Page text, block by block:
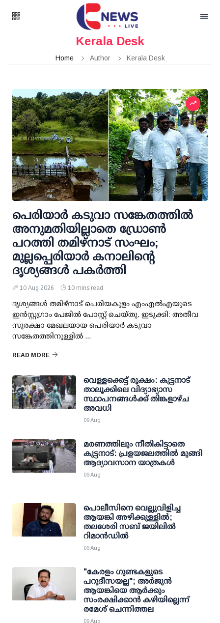
Kerala Desk
Home Author Kerala Desk
പെരിയാര്‍ കടുവാ സങ്കേതത്തില്‍
അനുമതിയില്ലാതെ ഡ്രോണ്‍
പറത്തി തമിഴ്നാട് സംഘം;
മുല്ലപ്പെരിയാര്‍ കനാലിന്റെ
ദൃശ്യങ്ങള്‍ പകര്‍ത്തി
10 Aug 2026 10 mins read
ദൃശ്യങ്ങള്‍ തമിഴ്നാട് പെരിയകുളം എംഎല്‍എയുടെ
ഇന്‍സ്റ്റഗ്രാം പേജില്‍ പോസ്റ്റ് ചെയ്തു. ഇടുക്കി: അതീവ
സുരക്ഷാ മേഖലയായ പെരിയാര്‍ കടുവാ
സങ്കേതത്തിനുള്ളില്‍ ...
READ MORE
വെള്ളക്കെട്ട് രൂക്ഷം: കുട്ടനാട്
താലൂക്കിലെ വിദ്യാഭ്യാസ
സ്ഥാപനങ്ങള്‍ക്ക് തിങ്കളാഴ്ച
അവധി
09 Aug
മരണത്തിലും നീതികിട്ടാതെ
കുട്ടനാട്: പ്രളയജലത്തില്‍ മുങ്ങി
ആദ്യാവസാന യാത്രകള്‍
09 Aug
പൊലീസിനെ വെല്ലുവിളിച്ച
ആയങ്കി അഴിക്കുള്ളില്‍;
തലശേരി സബ് ജയിലില്‍
റിമാന്‍ഡില്‍
09 Aug
"കേരളം ഗുണ്ടകളുടെ
പറുദീസയല്ല"; അർജുൻ
ആയങ്കിയെ ആർക്കും
സംരക്ഷിക്കാൻ കഴിയില്ലെന്ന്
രമേശ് ചെന്നിത്തല
09 Aug